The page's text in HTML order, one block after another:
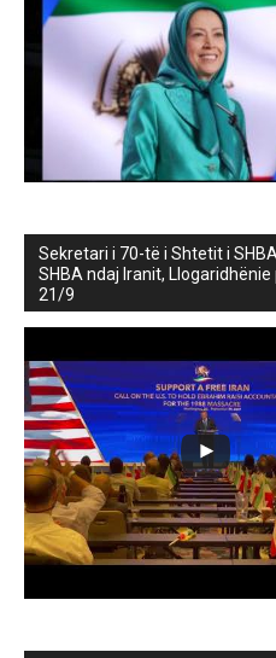
Sekretari i 70-të i Shtetit i
SHBA ndaj Iranit,
21/9